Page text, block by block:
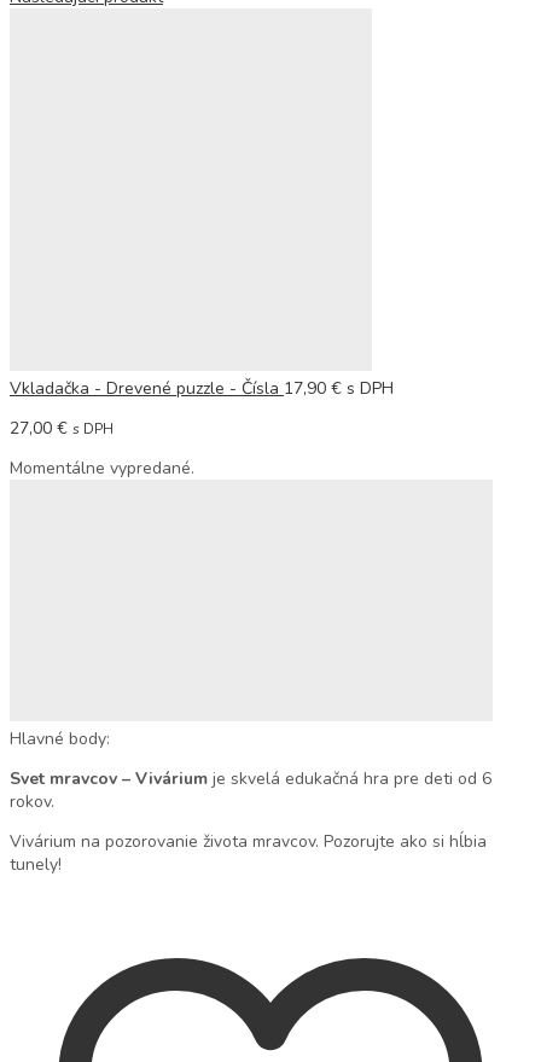
Vkladačka - Drevené puzzle - Čísla 17,90 € s DPH
27,00 € s DPH
Momentálne vypredané.
Hlavné body:
Svet mravcov – Vivárium je skvelá edukačná hra pre deti od 6
rokov.
Vivárium na pozorovanie života mravcov. Pozorujte ako si hĺbia
tunely!